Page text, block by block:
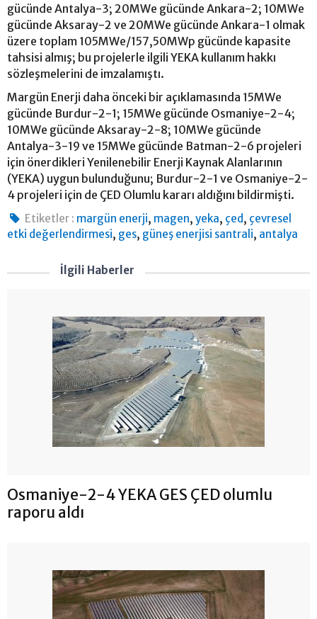
gücünde Antalya-3; 20MWe gücünde Ankara-2; 10MWe
gücünde Aksaray-2 ve 20MWe gücünde Ankara-1 olmak
üzere toplam 105MWe/157,50MWp gücünde kapasite
tahsisi almış; bu projelerle ilgili YEKA kullanım hakkı
sözleşmelerini de imzalamıştı.
Margün Enerji daha önceki bir açıklamasında 15MWe
gücünde Burdur-2-1; 15MWe gücünde Osmaniye-2-4;
10MWe gücünde Aksaray-2-8; 10MWe gücünde
Antalya-3-19 ve 15MWe gücünde Batman-2-6 projeleri
için önerdikleri Yenilenebilir Enerji Kaynak Alanlarının
(YEKA) uygun bulunduğunu; Burdur-2-1 ve Osmaniye-2-
4 projeleri için de ÇED Olumlu kararı aldığını bildirmişti.
Etiketler : margün enerji, magen,yeka, çed, çevresel
etki değerlendirmesi, ges, güneş enerjisi santrali, antalya
İlgili Haberler
Osmaniye-2-4 YEKA GES ÇED olumlu
raporu aldı